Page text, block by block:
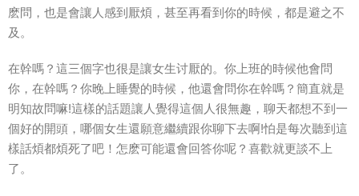
麽問，也是會讓人感到厭煩，甚至再看到你的時候，都是避之不
及。
在幹嗎？這三個字也很是讓女生讨厭的。你上班的時候他會問
你，在幹嗎？你晚上睡覺的時候，他還會問你在幹嗎？簡直就是
明知故問嘛!這樣的話題讓人覺得這個人很無趣，聊天都想不到一
個好的開頭，哪個女生還願意繼續跟你聊下去啊!怕是每次聽到這
樣話煩都煩死了吧！怎麽可能還會回答你呢？喜歡就更談不上
了。